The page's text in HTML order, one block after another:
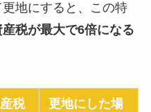
地にすると、この特
税が最大で6倍になる
税
更地にした場